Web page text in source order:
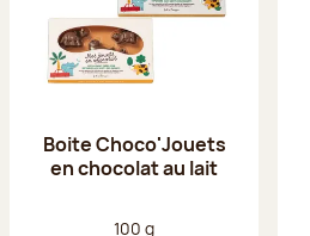
Boite Choco'Jouets
en chocolat au lait
Poids net :
100 g